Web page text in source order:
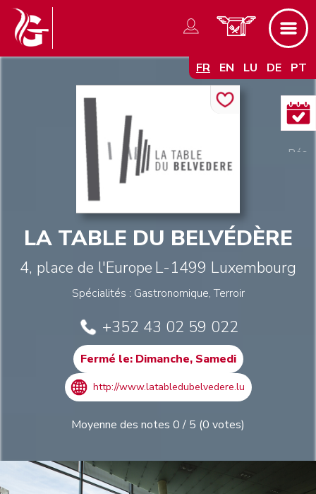
FR EN LU DE PT
LA TABLE DU BELVÉDÈRE
4, place de l'Europe L-1499 Luxembourg
Spécialités : Gastronomique, Terroir
+352 43 02 59 022
Fermé le: Dimanche, Samedi
http://www.latabledubelvedere.lu
Moyenne des notes 0 / 5 (0 votes)